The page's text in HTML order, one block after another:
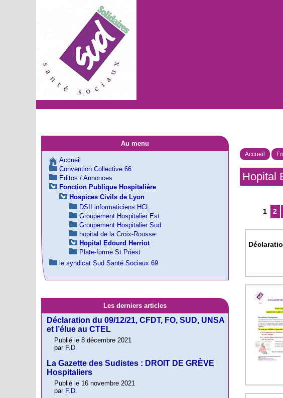
Accueil
Hopital
1 2
Au menu
Accueil
Convention Collective 66
Editos / Annonces
Fonction Publique Hospitalière
Hospices Civils de Lyon
DSII informaticiens HCL
Groupement Hospitalier Est
Groupement Hospitalier Sud
hopital de la Croix-Rousse
Hopital Edourd Herriot
Plate-forme St Priest
le syndicat Sud Santé Sociaux 69
Les derniers articles
Déclaration du 09/12/21, CFDT, FO, SUD, UNSA
et l’élue au CTEL
Publié le 8 décembre 2021
par F.D.
La Gazette des Sudistes : DROIT DE GRÈVE
Hospitaliers
Publié le 16 novembre 2021
par F.D.